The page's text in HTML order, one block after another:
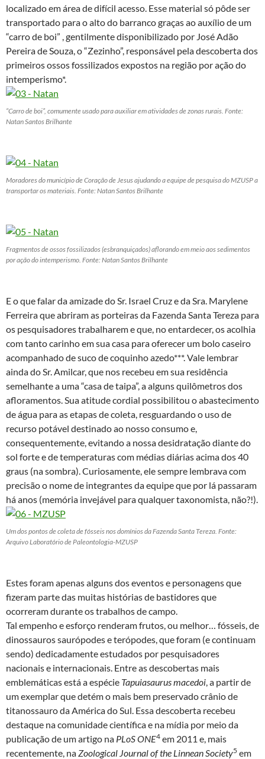
localizado em área de difícil acesso. Esse material só pôde ser
transportado para o alto do barranco graças ao auxílio de um
“carro de boi” , gentilmente disponibilizado por José Adão
Pereira de Souza, o “Zezinho”, responsável pela descoberta dos
primeiros ossos fossilizados expostos na região por ação do
intemperismo*.
“Carro de boi”, comumente usado para auxiliar em atividades de zonas rurais. Fonte:
Natan Santos Brilhante
Moradores do município de Coração de Jesus ajudando a equipe de pesquisa do MZUSP a
transportar os materiais. Fonte: Natan Santos Brilhante
Fragmentos de ossos fossilizados (esbranquiçados) aflorando em meio aos sedimentos
por ação do intemperismo. Fonte: Natan Santos Brilhante
E o que falar da amizade do Sr. Israel Cruz e da Sra. Marylene
Ferreira que abriram as porteiras da Fazenda Santa Tereza para
os pesquisadores trabalharem e que, no entardecer, os acolhia
com tanto carinho em sua casa para oferecer um bolo caseiro
acompanhado de suco de coquinho azedo***. Vale lembrar
ainda do Sr. Amilcar, que nos recebeu em sua residência
semelhante a uma “casa de taipa”, a alguns quilômetros dos
afloramentos. Sua atitude cordial possibilitou o abastecimento
de água para as etapas de coleta, resguardando o uso de
recurso potável destinado ao nosso consumo e,
consequentemente, evitando a nossa desidratação diante do
sol forte e de temperaturas com médias diárias acima dos 40
graus (na sombra). Curiosamente, ele sempre lembrava com
precisão o nome de integrantes da equipe que por lá passaram
há anos (memória invejável para qualquer taxonomista, não?!).
Um dos pontos de coleta de fósseis nos domínios da Fazenda Santa Tereza. Fonte:
Arquivo Laboratório de Paleontologia-MZUSP
Estes foram apenas alguns dos eventos e personagens que
fizeram parte das muitas histórias de bastidores que
ocorreram durante os trabalhos de campo.
Tal empenho e esforço renderam frutos, ou melhor… fósseis, de
dinossauros saurópodes e terópodes, que foram (e continuam
sendo) dedicadamente estudados por pesquisadores
nacionais e internacionais. Entre as descobertas mais
emblemáticas está a espécie Tapuiasaurusmacedoi, a partir de
um exemplar que detém o mais bem preservado crânio de
titanossauro da América do Sul. Essa descoberta recebeu
destaque na comunidade científica e na mídia por meio da
publicação de um artigo na PLoSONE4 em 2011 e, mais
recentemente, naZoological Journalofthe LinneanSociety5 em